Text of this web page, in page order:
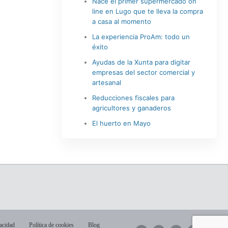
line en Lugo que te lleva la compra
a casa al momento
La experiencia ProAm: todo un
éxito
Ayudas de la Xunta para digitar
empresas del sector comercial y
artesanal
Reducciones fiscales para
agricultores y ganaderos
El huerto en Mayo
Política de cookies
Blog